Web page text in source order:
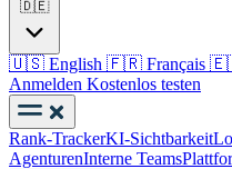
🇩🇪
🇺🇸 English 🇫🇷 Français
Anmelden Kostenlos testen
Rank-TrackerKI-Sichtbarkeit
AgenturenInterne Teams